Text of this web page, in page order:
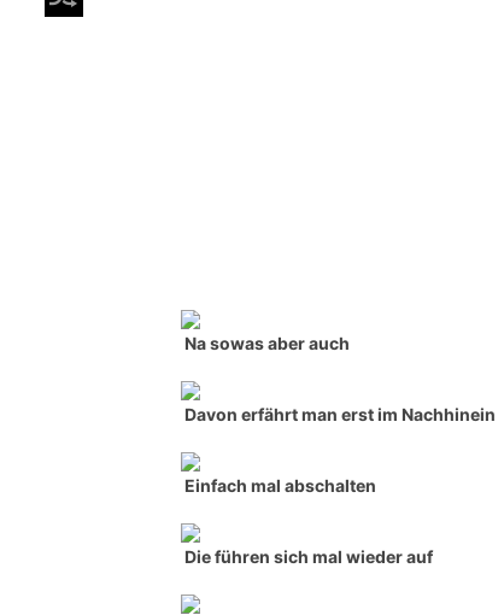
Na sowas aber auch
Davon erfährt man erst im Nachhinein
Einfach mal abschalten
Die führen sich mal wieder auf